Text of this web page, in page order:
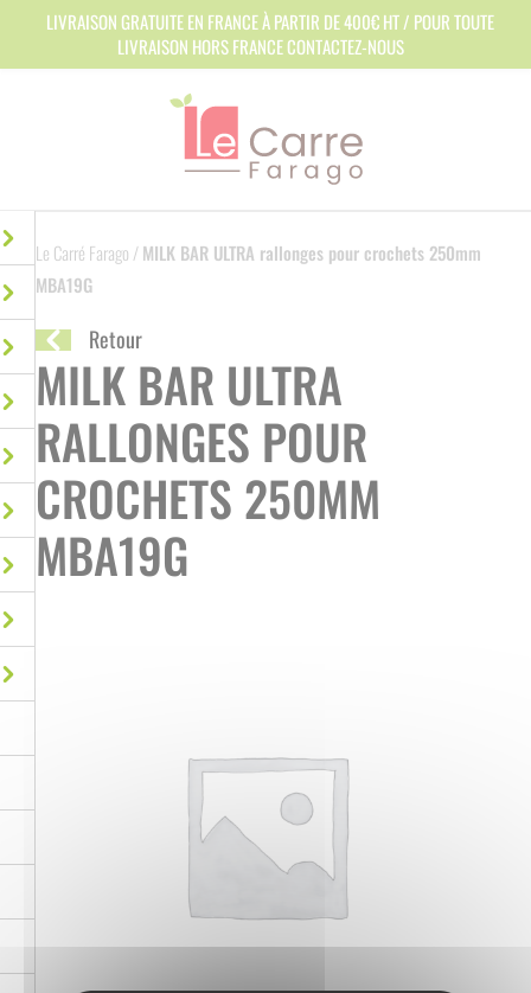
Le Carré Farago /MILK BAR ULTRA rallonges pour crochets 250mm
MBA19G
Retour
MILK BAR ULTRA
RALLONGES POUR
CROCHETS 250MM
MBA19G
LIVRAISON GRATUITE EN FRANCE À PARTIR DE 400€ HT / POUR TOUTE
LIVRAISON HORS FRANCE CONTACTEZ-NOUS
Panneau de gestion des cookies